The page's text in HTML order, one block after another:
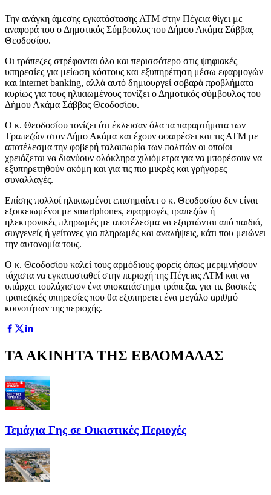
Την ανάγκη άμεσης εγκατάστασης ΑΤΜ στην Πέγεια θίγει με
αναφορά του ο Δημοτικός Σύμβουλος του Δήμου Ακάμα Σάββας
Θεοδοσίου.
Οι τράπεζες στρέφονται όλο και περισσότερο στις ψηφιακές
υπηρεσίες για μείωση κόστους και εξυπηρέτηση μέσω εφαρμογών
και internet banking, αλλά αυτό δημιουργεί σοβαρά προβλήματα
κυρίως για τους ηλικιωμένους τονίζει ο Δημοτικός σύμβουλος του
Δήμου Ακάμα Σάββας Θεοδοσίου.
Ο κ. Θεοδοσίου τονίζει ότι έκλεισαν όλα τα παραρτήματα των
Τραπεζών στον Δήμο Ακάμα και έχουν αφαιρέσει και τις ΑΤΜ με
αποτέλεσμα την φοβερή ταλαιπωρία των πολιτών οι οποίοι
χρειάζεται να διανύουν ολόκληρα χιλιόμετρα για να μπορέσουν να
εξυπηρετηθούν ακόμη και για τις πιο μικρές και γρήγορες
συναλλαγές.
Επίσης πολλοί ηλικιωμένοι επισημαίνει ο κ. Θεοδοσίου δεν είναι
εξοικειωμένοι με smartphones, εφαρμογές τραπεζών ή
ηλεκτρονικές πληρωμές με αποτέλεσμα να εξαρτώνται από παιδιά,
συγγενείς ή γείτονες για πληρωμές και αναλήψεις, κάτι που μειώνει
την αυτονομία τους.
Ο κ. Θεοδοσίου καλεί τους αρμόδιους φορείς όπως μεριμνήσουν
τάχιστα να εγκατασταθεί στην περιοχή της Πέγειας ΑΤΜ και να
υπάρχει τουλάχιστον ένα υποκατάστημα τράπεζας για τις βασικές
τραπεζικές υπηρεσίες που θα εξυπηρετει ένα μεγάλο αριθμό
κοινοτήτων της περιοχής.
ΤΑ ΑΚΙΝΗΤΑ ΤΗΣ ΕΒΔΟΜΑΔΑΣ
Τεμάχια Γης σε Οικιστικές Περιοχές